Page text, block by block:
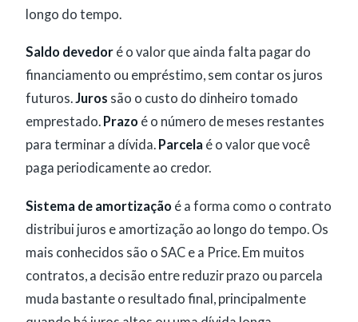
longo do tempo.
Saldo devedor é o valor que ainda falta pagar do
financiamento ou empréstimo, sem contar os juros
futuros.Juros são o custo do dinheiro tomado
emprestado. Prazo é o número de meses restantes
para terminar a dívida. Parcela é o valor que você
paga periodicamente ao credor.
Sistema de amortização é a forma como o contrato
distribui juros e amortização ao longo do tempo. Os
mais conhecidos são o SAC e a Price. Em muitos
contratos, a decisão entre reduzir prazo ou parcela
muda bastante o resultado final, principalmente